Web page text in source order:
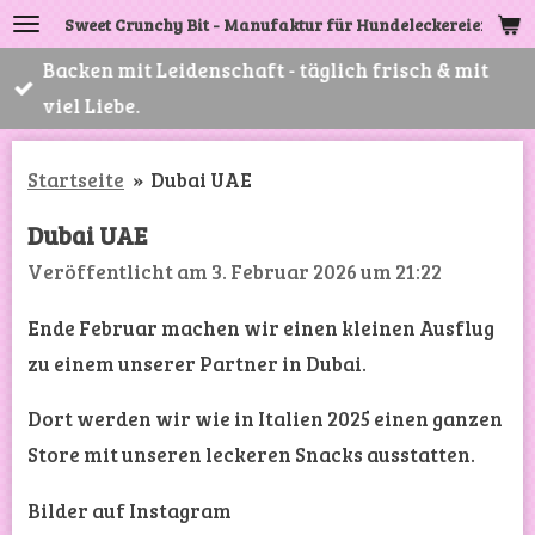
Zum
Hauptinhalt
springen
Sweet Crunchy Bit - Manufaktur für Hundeleckereien
Backen mit Leidenschaft - täglich frisch & mit
viel Liebe.
Startseite » Dubai UAE
Dubai UAE
Veröffentlicht am 3. Februar 2026 um 21:22
Ende Februar machen wir einen kleinen Ausflug
zu einem unserer Partner in Dubai.
Dort werden wir wie in Italien 2025 einen ganzen
Store mit unseren leckeren Snacks ausstatten.
Bilder auf Instagram